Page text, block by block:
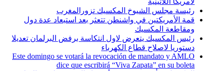
رئيسة مجلس الشيوخ المكسيك تزورالمغرب
قمة الأمريكتين في واشنطن تتعثر بعد استبعاد عدة دول
ومقاطعة المكسيك
رئيس المكسيك يتعرض لاول انتكاسة برفض البرلمان تعديلا
دستوريا لاصلاح قطاع الكهرباء
Este domingo se votará la revocación de mandato y AMLO
dice que escribirá “Viva Zapata” en su boleta